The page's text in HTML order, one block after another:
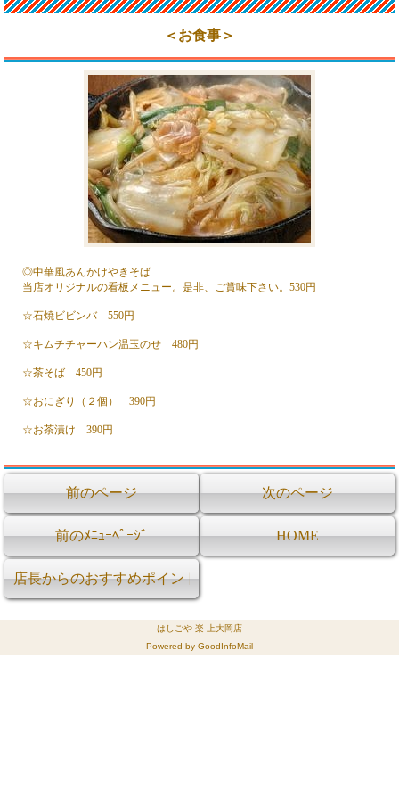
＜お食事＞
◎中華風あんかけやきそば
当店オリジナルの看板メニュー。是非、ご賞味下さい。530円
☆石焼ビビンバ 550円
☆キムチチャーハン温玉のせ 480円
☆茶そば 450円
☆おにぎり（２個） 390円
☆お茶漬け 390円
前のページ 次のページ
前のﾒﾆｭｰﾍﾟｰｼﾞ HOME
店長からのおすすめポイント
はしごや 楽 上大岡店
Powered by GoodInfoMail